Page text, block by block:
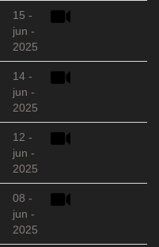
15 -
jun -
2025
14 -
jun -
2025
12 -
jun -
2025
08 -
jun -
2025